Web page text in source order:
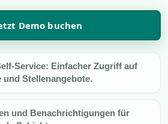
Demo buchen
Service: Einfacher Zugriff auf
und Stellenangebote.
und Benachrichtigungen für